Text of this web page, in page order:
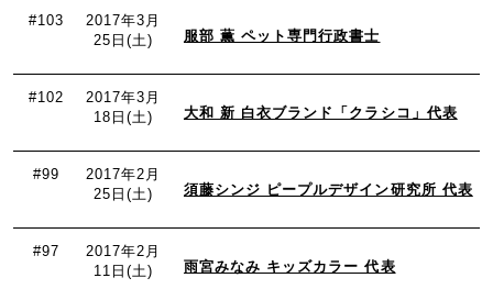
#103
2017年3月
25日(土)
服部 薫 ペット専門行政書士
#102
2017年3月
18日(土)
大和 新 白衣ブランド「クラシコ」代表
#99
2017年2月
25日(土)
須藤シンジ ピープルデザイン研究所 代表
#97
2017年2月
11日(土)
雨宮みなみ キッズカラー 代表